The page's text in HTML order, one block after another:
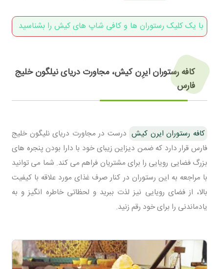
با یک کلیک رستوران ها و کافی شاپ های کیش را بشناسید
کافه رستوران ایرِن کیش، مجاورت دریای نیلگون خلیج
فارس
کافه رستوران ایرن کیش درست در مجاورت دریای نلیگون خلیج
فارس قرار دارد که ضمن دیزاین زیبای خود با دارا بودن پنجره های
بزرگ فضایی رویایی را برای مشتریان فراهم می کند. شما می توانید
با مراجعه به این رستوران در کنار صرف غذای مورد علاقه با کیفیت
بالا، از فضای رویایی نیز لذت ببرید و لحظاتی خاطره انگیز و به
یادماندنی را برای خود رقم زنید.